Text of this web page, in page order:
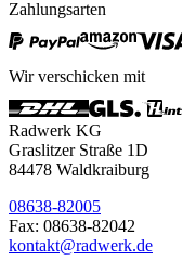
Zahlungsarten
Wir verschicken mit
Radwerk KG
Graslitzer Straße 1D
84478 Waldkraiburg
08638-82005
Fax: 08638-82042
kontakt@radwerk.de